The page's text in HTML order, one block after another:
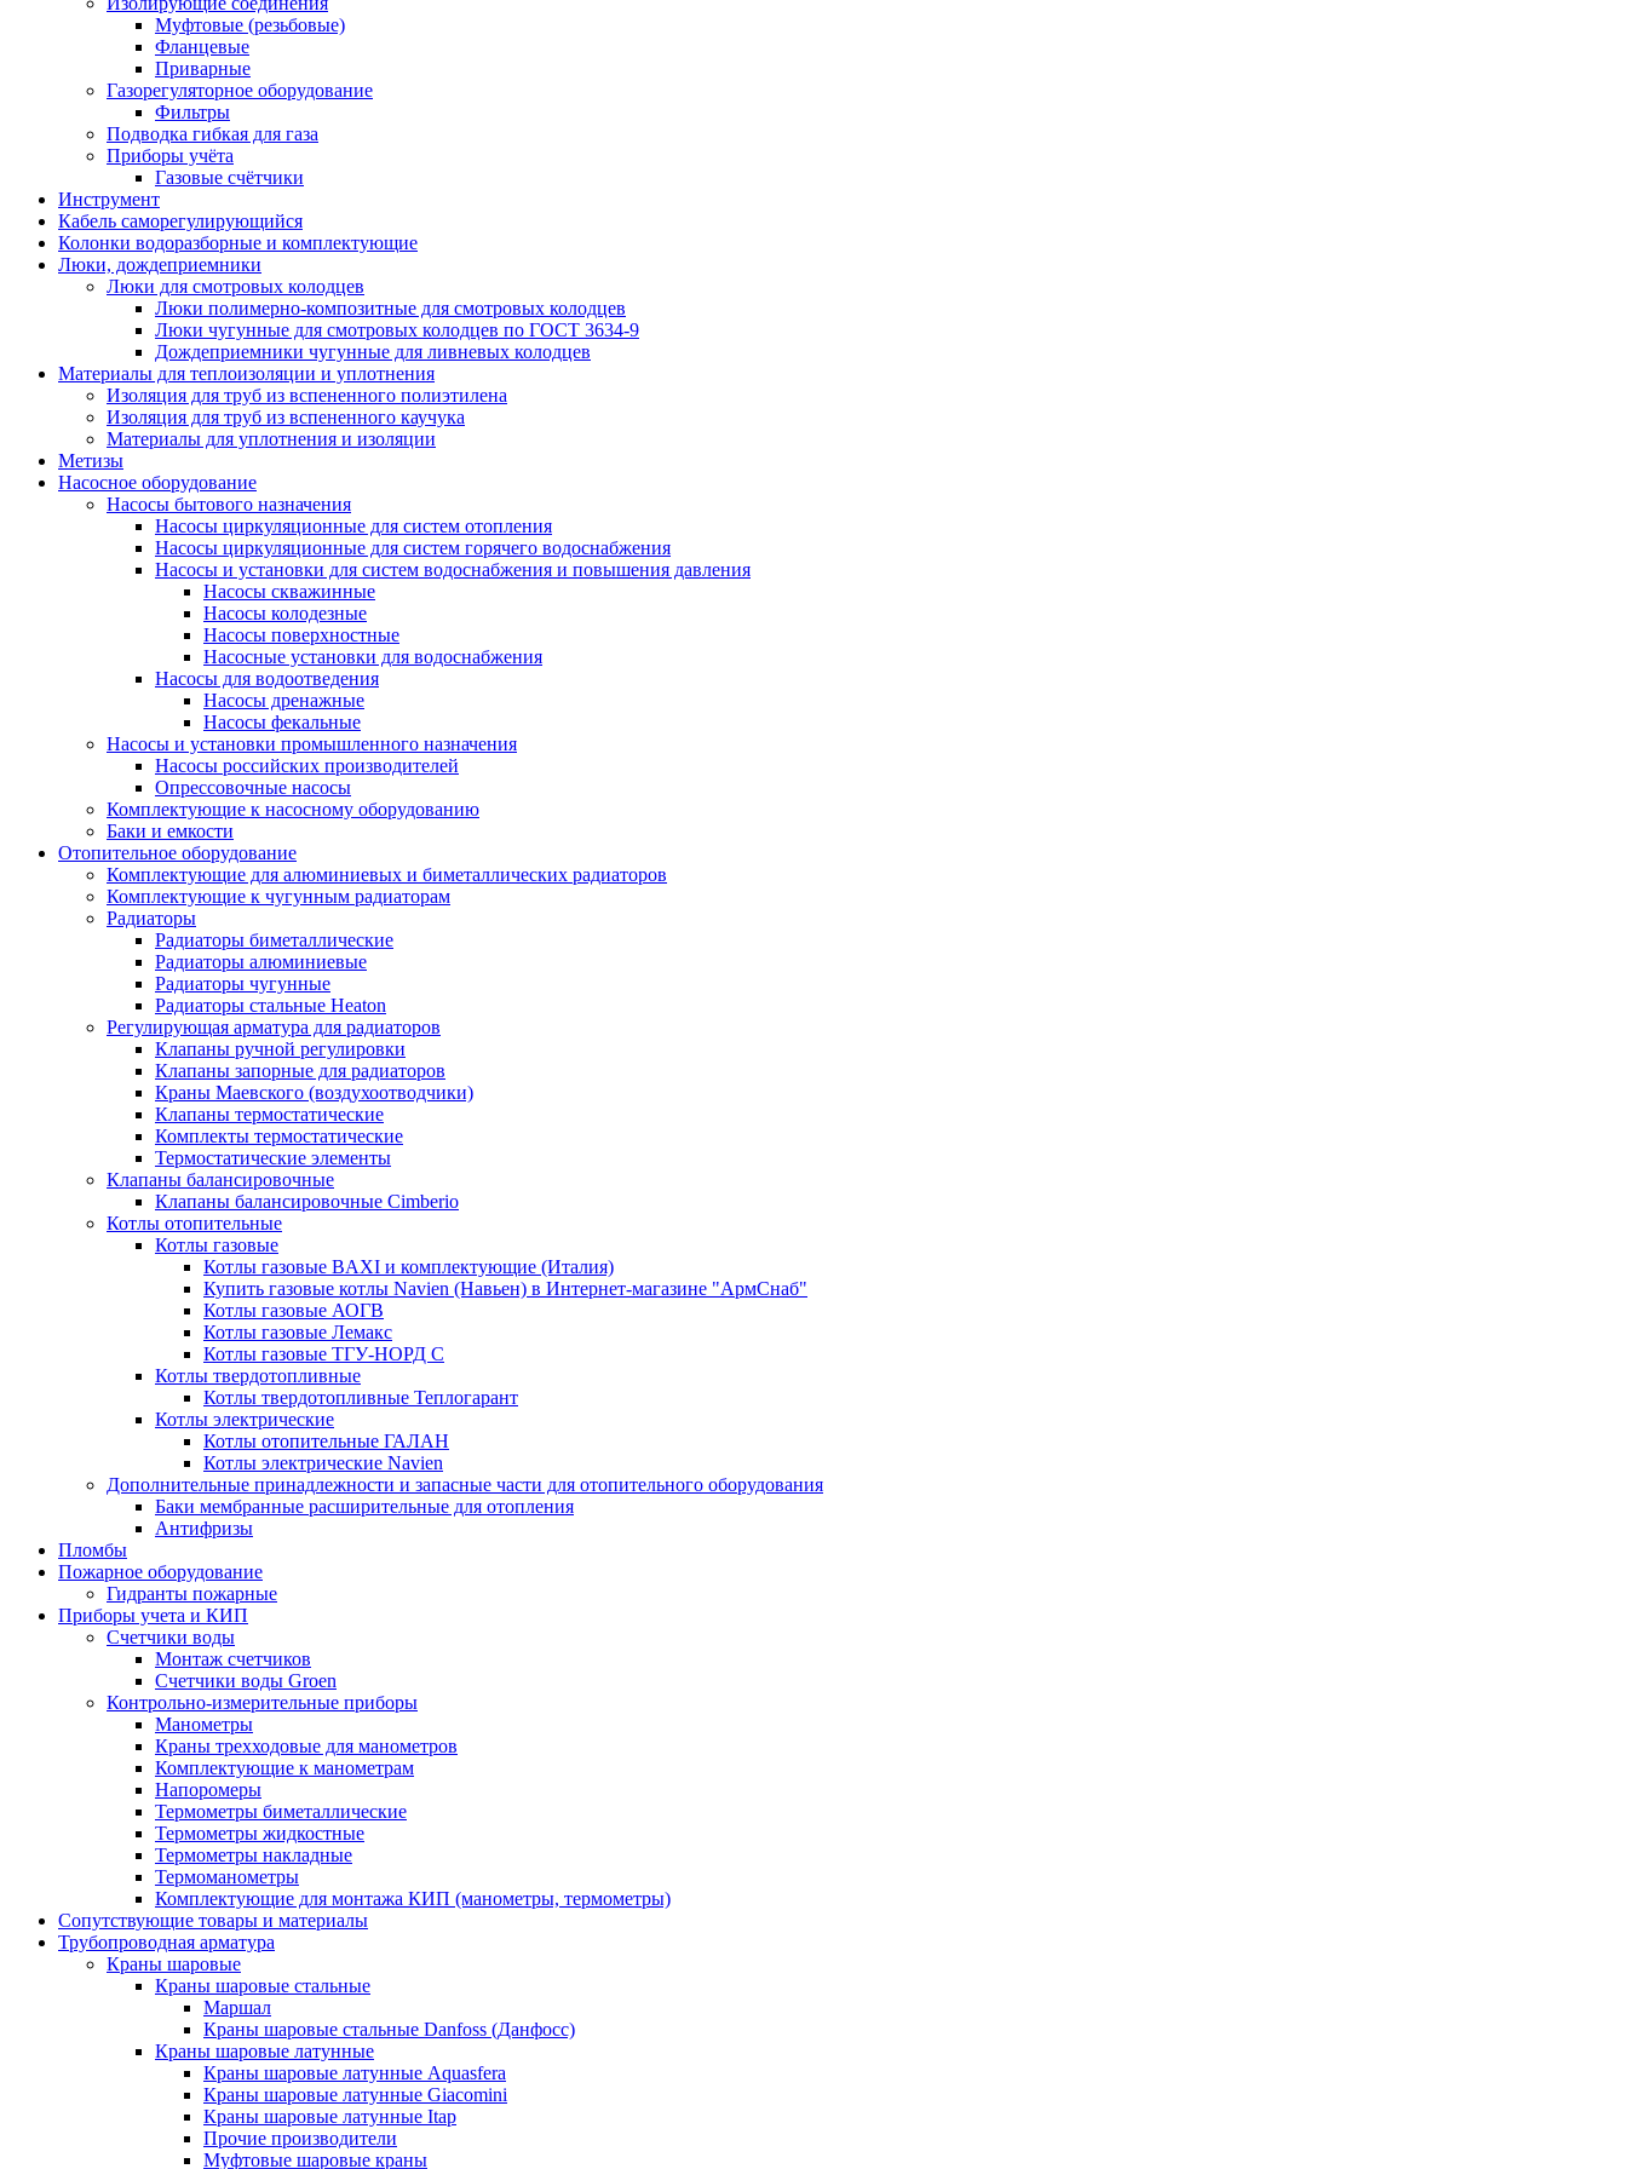
Муфтовые (резьбовые)
Фланцевые
Приварные
Газорегуляторное оборудование
Фильтры
Подводка гибкая для газа
Приборы учёта
Газовые счётчики
Инструмент
Кабель саморегулирующийся
Колонки водоразборные и комплектующие
Люки, дождеприемники
Люки для смотровых колодцев
Люки полимерно-композитные для смотровых колодцев
Люки чугунные для смотровых колодцев по ГОСТ 3634-9
Дождеприемники чугунные для ливневых колодцев
Материалы для теплоизоляции и уплотнения
Изоляция для труб из вспененного полиэтилена
Изоляция для труб из вспененного каучука
Материалы для уплотнения и изоляции
Метизы
Насосное оборудование
Насосы бытового назначения
Насосы циркуляционные для систем отопления
Насосы циркуляционные для систем горячего водоснабжения
Насосы и установки для систем водоснабжения и повышения давления
Насосы скважинные
Насосы колодезные
Насосы поверхностные
Насосные установки для водоснабжения
Насосы для водоотведения
Насосы дренажные
Насосы фекальные
Насосы и установки промышленного назначения
Насосы российских производителей
Опрессовочные насосы
Комплектующие к насосному оборудованию
Баки и емкости
Отопительное оборудование
Комплектующие для алюминиевых и биметаллических радиаторов
Комплектующие к чугунным радиаторам
Радиаторы
Радиаторы биметаллические
Радиаторы алюминиевые
Радиаторы чугунные
Радиаторы стальные Heaton
Регулирующая арматура для радиаторов
Клапаны ручной регулировки
Клапаны запорные для радиаторов
Краны Маевского (воздухоотводчики)
Клапаны термостатические
Комплекты термостатические
Термостатические элементы
Клапаны балансировочные
Клапаны балансировочные Cimberio
Котлы отопительные
Котлы газовые
Котлы газовые BAXI и комплектующие (Италия)
Купить газовые котлы Navien (Навьен) в Интернет-магазине "АрмСнаб"
Котлы газовые АОГВ
Котлы газовые Лемакс
Котлы газовые ТГУ-НОРД С
Котлы твердотопливные
Котлы твердотопливные Теплогарант
Котлы электрические
Котлы отопительные ГАЛАН
Котлы электрические Navien
Дополнительные принадлежности и запасные части для отопительного оборудования
Баки мембранные расширительные для отопления
Антифризы
Пломбы
Пожарное оборудование
Гидранты пожарные
Приборы учета и КИП
Счетчики воды
Монтаж счетчиков
Счетчики воды Groen
Контрольно-измерительные приборы
Манометры
Краны трехходовые для манометров
Комплектующие к манометрам
Напоромеры
Термометры биметаллические
Термометры жидкостные
Термометры накладные
Термоманометры
Комплектующие для монтажа КИП (манометры, термометры)
Сопутствующие товары и материалы
Трубопроводная арматура
Краны шаровые
Краны шаровые стальные
Маршал
Краны шаровые стальные Danfoss (Данфосс)
Краны шаровые латунные
Краны шаровые латунные Aquasfera
Краны шаровые латунные Giacomini
Краны шаровые латунные Itap
Прочие производители
Муфтовые шаровые краны